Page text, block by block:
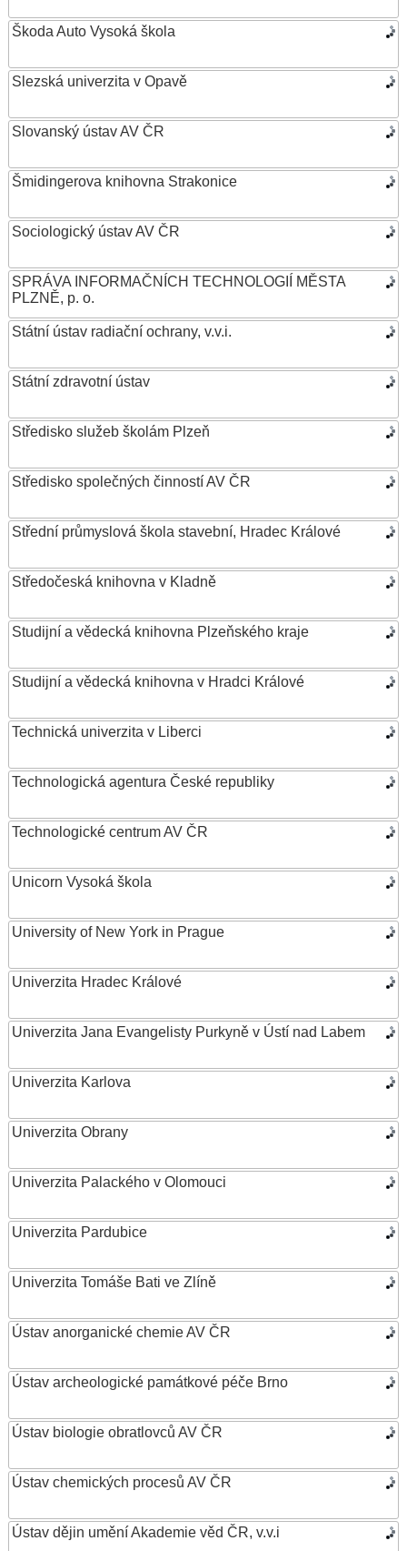
Škoda Auto Vysoká škola
Slezská univerzita v Opavě
Slovanský ústav AV ČR
Šmidingerova knihovna Strakonice
Sociologický ústav AV ČR
SPRÁVA INFORMAČNÍCH TECHNOLOGIÍ MĚSTA
PLZNĚ, p. o.
Státní ústav radiační ochrany, v.v.i.
Státní zdravotní ústav
Středisko služeb školám Plzeň
Středisko společných činností AV ČR
Střední průmyslová škola stavební, Hradec Králové
Středočeská knihovna v Kladně
Studijní a vědecká knihovna Plzeňského kraje
Studijní a vědecká knihovna v Hradci Králové
Technická univerzita v Liberci
Technologická agentura České republiky
Technologické centrum AV ČR
Unicorn Vysoká škola
University of New York in Prague
Univerzita Hradec Králové
Univerzita Jana Evangelisty Purkyně v Ústí nad Labem
Univerzita Karlova
Univerzita Obrany
Univerzita Palackého v Olomouci
Univerzita Pardubice
Univerzita Tomáše Bati ve Zlíně
Ústav anorganické chemie AV ČR
Ústav archeologické památkové péče Brno
Ústav biologie obratlovců AV ČR
Ústav chemických procesů AV ČR
Ústav dějin umění Akademie věd ČR, v.v.i